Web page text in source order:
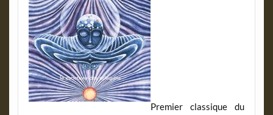
Premier classique du